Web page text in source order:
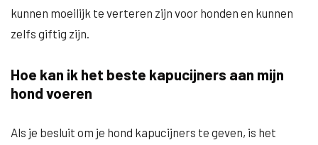
kunnen moeilijk te verteren zijn voor honden en kunnen
zelfs giftig zijn.
Hoe kan ik het beste kapucijners aan mijn
hond voeren
Als je besluit om je hond kapucijners te geven, is het